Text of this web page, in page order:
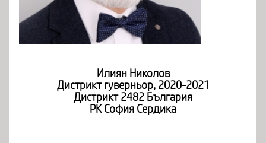
Илиян Николов
Дистрикт гуверньор, 2020-2021
Дистрикт 2482 България
РК София Сердика